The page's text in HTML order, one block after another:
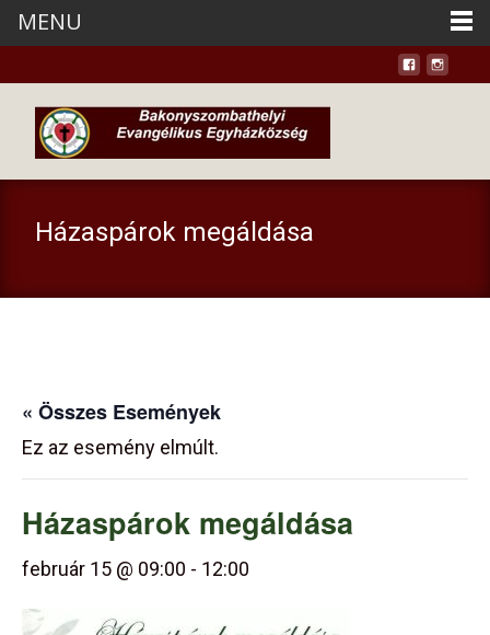
Házaspárok megáldása
« Összes Események
Ez az esemény elmúlt.
Házaspárok megáldása
február 15 @ 09:00 - 12:00
MENU